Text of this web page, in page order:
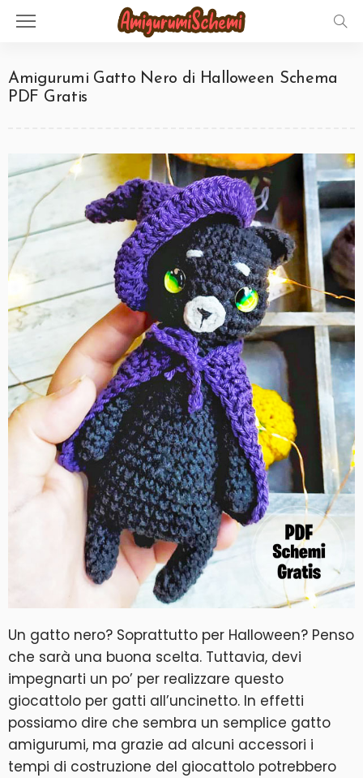
Amigurumi Gatto Nero di Halloween Schema
PDF Gratis
Un gatto nero? Soprattutto per Halloween? Penso
che sarà una buona scelta. Tuttavia, devi
impegnarti un po’ per realizzare questo
giocattolo per gatti all’uncinetto. In effetti
possiamo dire che sembra un semplice gatto
amigurumi, ma grazie ad alcuni accessori i
tempi di costruzione del giocattolo potrebbero